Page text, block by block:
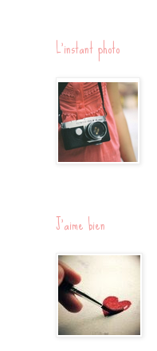
L'instant photo
J'aime bien